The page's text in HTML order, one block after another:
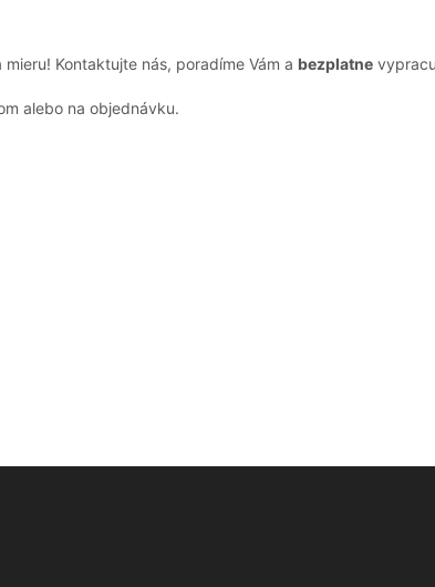
mieru! Kontaktujte nás, poradíme Vám a bezplatne
alebo na objednávku.